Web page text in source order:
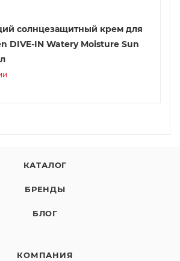
солнцезащитный крем для
DIVE-IN Watery Moisture Sun
КАТАЛОГ
БРЕНДЫ
БЛОГ
КОМПАНИЯ